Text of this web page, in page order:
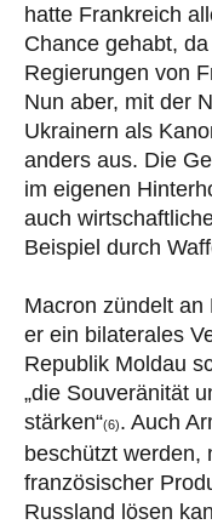
hatte Frankreich
Chance gehabt,
Regierungen von
Nun aber, mit der
Ukrainern als
anders aus. Die
im eigenen
auch
Beispiel durch
Macron zündelt an
er ein bilaterales
Republik Moldau
„die Souveränität
stärken“(6). Auch
beschützt werden,
französischer
Russland lösen